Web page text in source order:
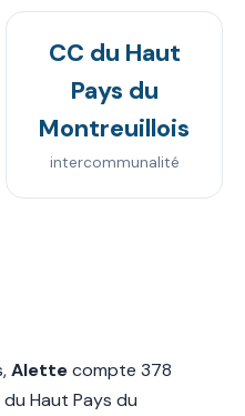
CC du Haut
Pays du
Montreuillois
intercommunalité
Alettecompte 378
Haut Pays du